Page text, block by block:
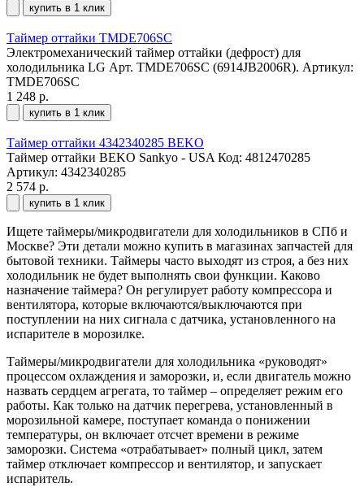
купить в 1 клик
Таймер оттайки TMDE706SC
Электромеханический таймер оттайки (дефрост) для
холодильника LG Арт. TMDE706SC (6914JB2006R). Артикул:
TMDE706SC
1 248 р.
купить в 1 клик
Таймер оттайки 4342340285 BEKO
Таймер оттайки BEKO Sankyo - USA Код: 4812470285
Артикул: 4342340285
2 574 р.
купить в 1 клик
Ищете таймеры/микродвигатели для холодильников в СПб и
Москве? Эти детали можно купить в магазинах запчастей для
бытовой техники. Таймеры часто выходят из строя, а без них
холодильник не будет выполнять свои функции. Каково
назначение таймера? Он регулирует работу компрессора и
вентилятора, которые включаются/выключаются при
поступлении на них сигнала с датчика, установленного на
испарителе в морозилке.
Таймеры/микродвигатели для холодильника «руководят»
процессом охлаждения и заморозки, и, если двигатель можно
назвать сердцем агрегата, то таймер – определяет режим его
работы. Как только на датчик перегрева, установленный в
морозильной камере, поступает команда о понижении
температуры, он включает отсчет времени в режиме
заморозки. Система «отрабатывает» полный цикл, затем
таймер отключает компрессор и вентилятор, и запускает
испаритель.